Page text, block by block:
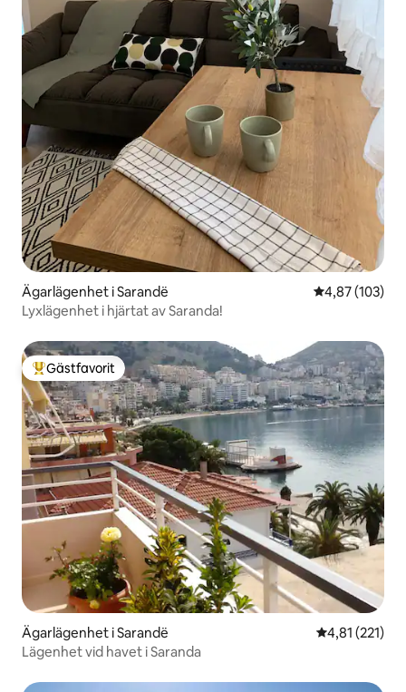
Ägarlägenhet i Sarandë 4,87 av 5 i
4,87 (103)
Lyxlägenhet i hjärtat av Saranda!
Populär gästfavorit
Gästfavorit
Ägarlägenhet i Sarandë 4,81 av 5 i
4,81 (221)
Lägenhet vid havet i Saranda